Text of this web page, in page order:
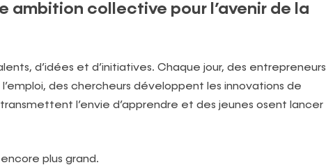
ambition collective pour l’avenir de la
d’idées et d’initiatives. Chaque jour, des entrepreneurs
des chercheurs développent les innovations de
l’envie d’apprendre et des jeunes osent lancer
plus grand.